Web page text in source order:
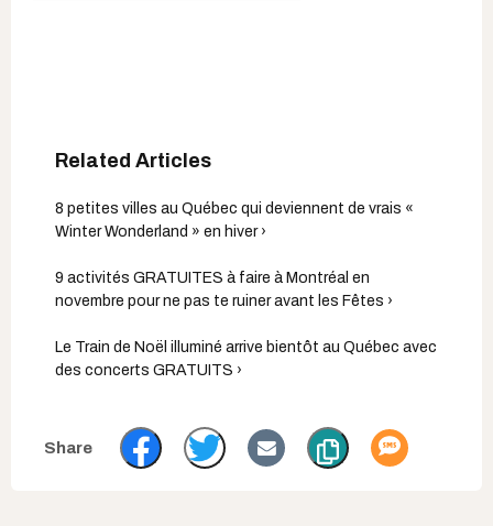
8 petites villes au Québec qui deviennent de vrais «
Winter Wonderland » en hiver ›
9 activités GRATUITES à faire à Montréal en
novembre pour ne pas te ruiner avant les Fêtes ›
Le Train de Noël illuminé arrive bientôt au Québec avec
des concerts GRATUITS ›